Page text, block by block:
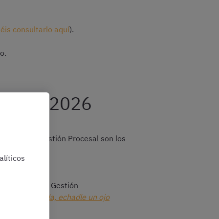
consultarlo aquí).
2026
de Gestión Procesal son los
oposición de Gestión
española, echadle un ojo